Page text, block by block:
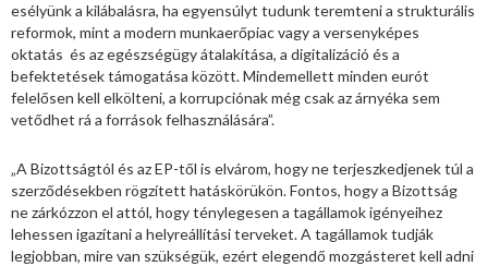
esélyünk a kilábalásra, ha egyensúlyt tudunk teremteni a strukturális
reformok, mint a modern munkaerőpiac vagy a versenyképes
oktatás és az egészségügy átalakítása, a digitalizáció és a
befektetések támogatása között. Mindemellett minden eurót
felelősen kell elkölteni, a korrupciónak még csak az árnyéka sem
vetődhet rá a források felhasználására”.
„A Bizottságtól és az EP-től is elvárom, hogy ne terjeszkedjenek túl a
szerződésekben rögzített hatáskörükön. Fontos, hogy a Bizottság
ne zárkózzon el attól, hogy ténylegesen a tagállamok igényeihez
lehessen igazítani a helyreállítási terveket. A tagállamok tudják
legjobban, mire van szükségük, ezért elegendő mozgásteret kell adni